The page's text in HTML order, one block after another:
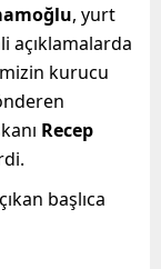
, yurt
açıklamalarda
kurucu
Recep
başlıca